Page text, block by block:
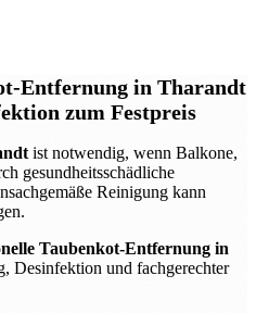
Entfernung in Tharandt
zum Festpreis
ist notwendig, wenn Balkone,
gesundheitsschädliche
Reinigung kann
Taubenkot-Entfernung in
Desinfektion und fachgerechter